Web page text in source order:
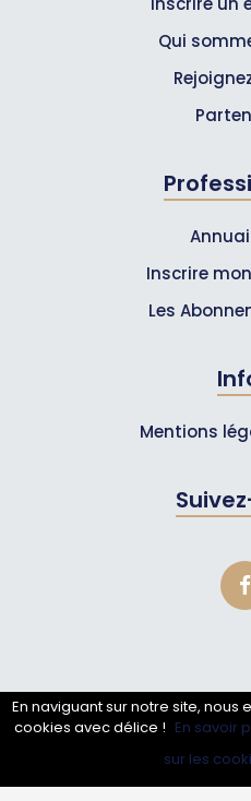
Annuaire Pro
Qui
Inscrire
Les
Mentions
© 2007-
En naviguant sur notre site,
cookies avec délice ! En savoir
sur les